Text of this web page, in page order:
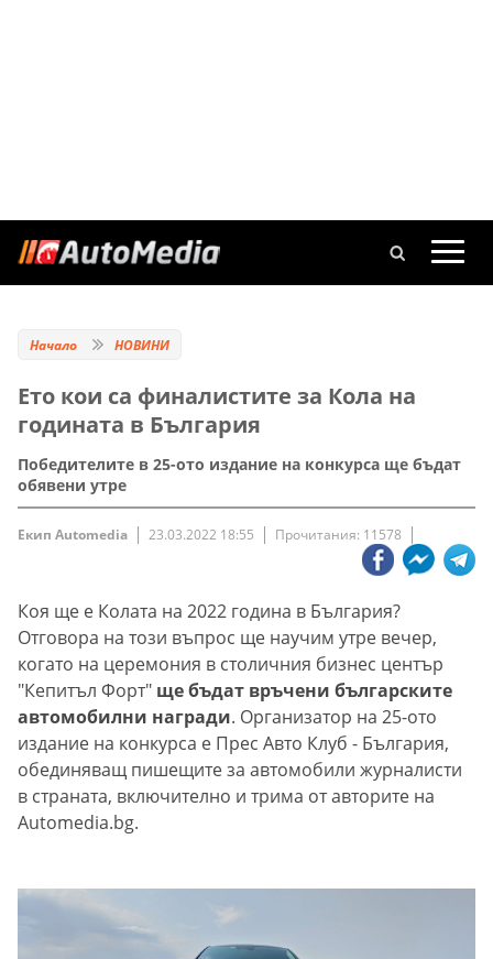
Начало НОВИНИ
Ето кои са финалистите за Кола на
годината в България
Победителите в 25-ото издание на конкурса ще бъдат
обявени утре
Екип Automedia 23.03.2022 18:55 Прочитания: 11578
Коя ще е Колата на 2022 година в България?
Отговора на този въпрос ще научим утре вечер,
когато на церемония в столичния бизнес център
"Кепитъл Форт" ще бъдат връчени българските
автомобилни награди. Организатор на 25-ото
издание на конкурса е Прес Авто Клуб - България,
обединяващ пишещите за автомобили журналисти
в страната, включително и трима от авторите на
Automedia.bg.